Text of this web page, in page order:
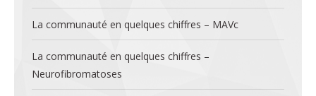
La communauté en quelques chiffres – MAVc
La communauté en quelques chiffres –
Neurofibromatoses